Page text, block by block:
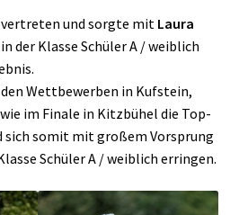
und sorgte mit Laura
der Klasse Schüler A / weiblich
Wettbewerben in Kufstein,
im Finale in Kitzbühel die Top-
sich somit mit großem Vorsprung
Schüler A / weiblich erringen.